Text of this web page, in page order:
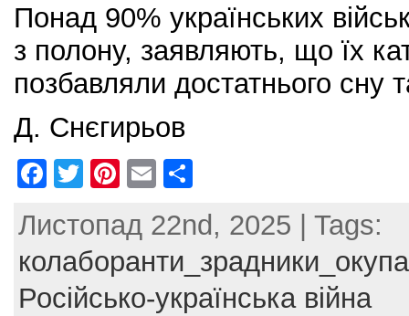
Понад 90% українських
з полону, заявляють, що їх
позбавляли достатнього сну
Д. Снєгирьов
F
c
e
b
T
itt
er
Pi
er
e
st
E
ai
l
ar
e
Листопад 22nd, 2025 | Tags:
Російсько-українська війна